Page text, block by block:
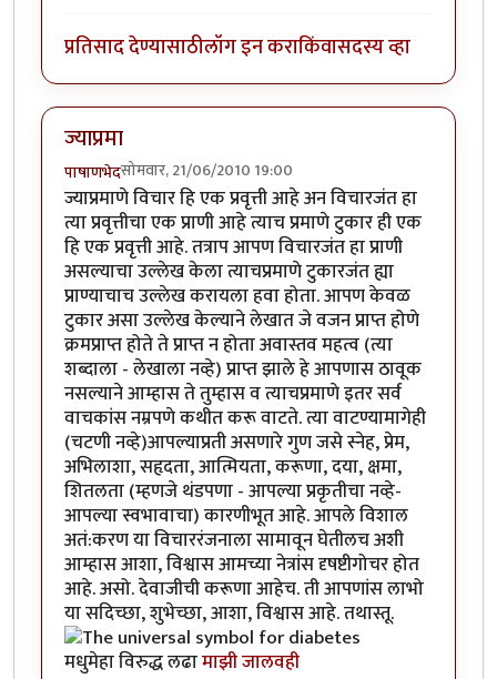
प्रतिसाद देण्यासाठीलॉग इन कराकिंवासदस्य व्हा
ज्याप्रमा
पाषाणभेदसोमवार, 21/06/2010 19:00
ज्याप्रमाणे विचार हि एक प्रवृत्ती आहे अन विचारजंत हा
त्या प्रवृत्तीचा एक प्राणी आहे त्याच प्रमाणे टुकार ही एक
हि एक प्रवृत्ती आहे. तत्राप आपण विचारजंत हा प्राणी
असल्याचा उल्लेख केला त्याचप्रमाणे टुकारजंत ह्या
प्राण्याचाच उल्लेख करायला हवा होता. आपण केवळ
टुकार असा उल्लेख केल्याने लेखात जे वजन प्राप्त होणे
क्रमप्राप्त होते ते प्राप्त न होता अवास्तव महत्व (त्या
शब्दाला - लेखाला नव्हे) प्राप्त झाले हे आपणास ठावूक
नसल्याने आम्हास ते तुम्हास व त्याचप्रमाणे इतर सर्व
वाचकांस नम्रपणे कथीत करू वाटते. त्या वाटण्यामागेही
(चटणी नव्हे)आपल्याप्रती असणारे गुण जसे स्नेह, प्रेम,
अभिलाशा, सहृदता, आत्मियता, करूणा, दया, क्षमा,
शितलता (म्हणजे थंडपणा - आपल्या प्रकृतीचा नव्हे-
आपल्या स्वभावाचा) कारणीभूत आहे. आपले विशाल
अतं:करण या विचाररंजनाला सामावून घेतीलच अशी
आम्हास आशा, विश्वास आमच्या नेत्रांस दृषष्टीगोचर होत
आहे. असो. देवाजीची करूणा आहेच. ती आपणांस लाभो
या सदिच्छा, शुभेच्छा, आशा, विश्वास आहे. तथास्तू.
मधुमेहा विरुद्ध लढामाझी जालवही